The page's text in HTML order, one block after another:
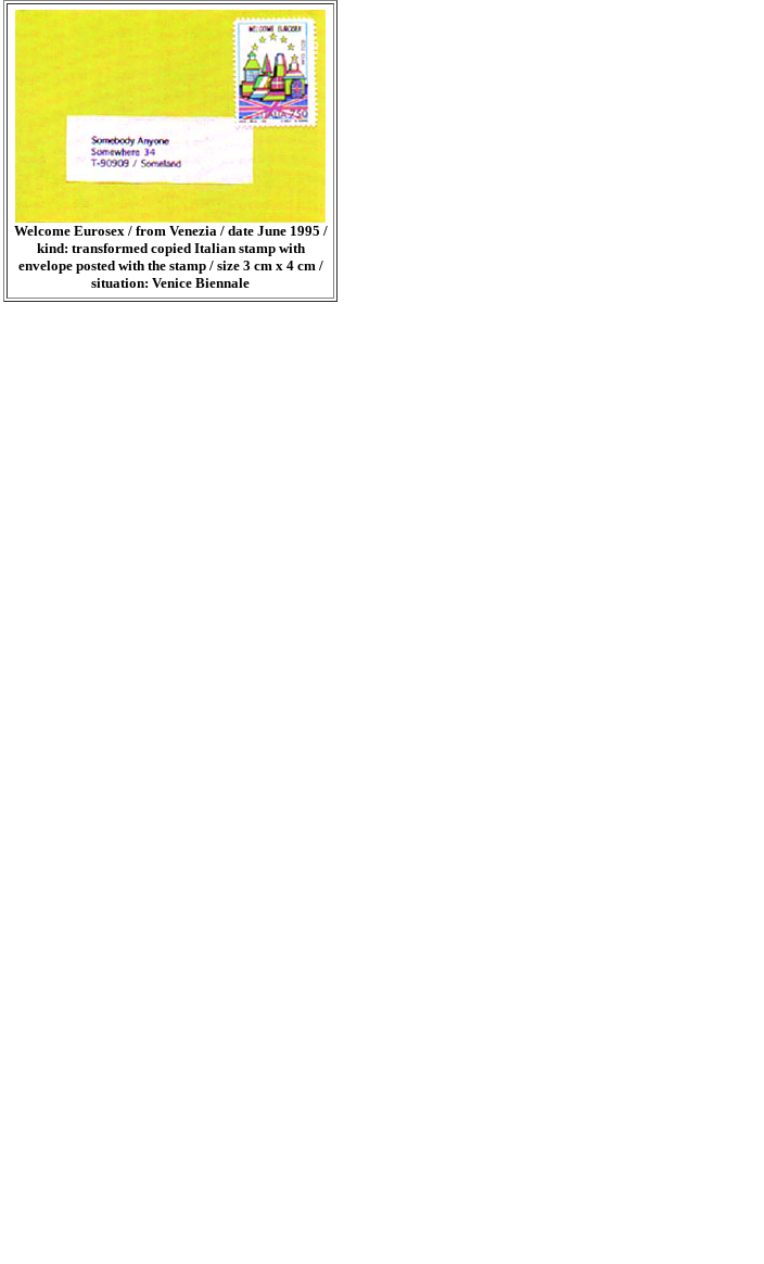
Welcome Eurosex / from Venezia / date June 1995 /
kind: transformed copied Italian stamp with
envelope posted with the stamp / size 3 cm x 4 cm /
situation: Venice Biennale